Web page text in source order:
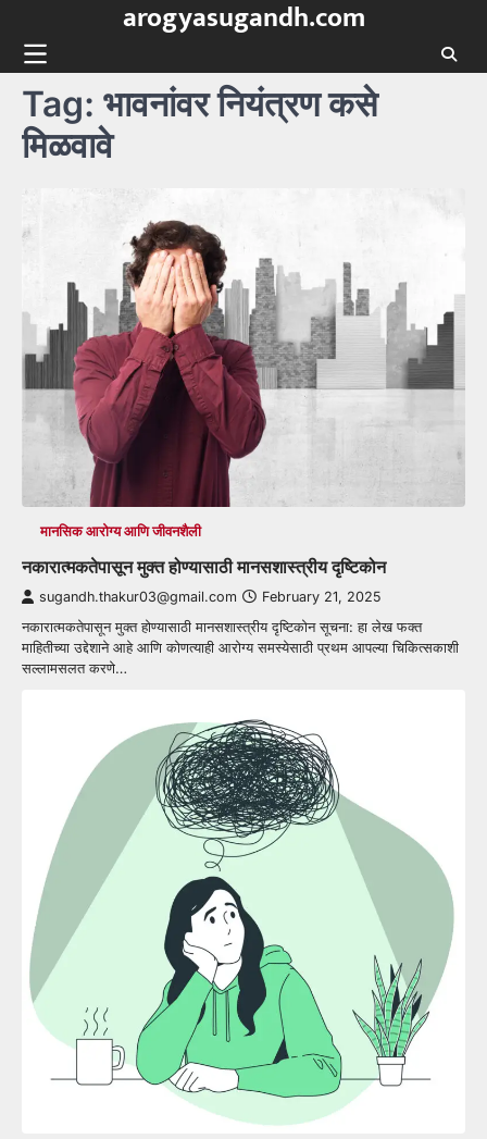
content
arogyasugandh.com
Tag: भावनांवर नियंत्रण कसे
मिळवावे
मानसिक आरोग्य आणि जीवनशैली
नकारात्मकतेपासून मुक्त होण्यासाठी मानसशास्त्रीय दृष्टिकोन
sugandh.thakur03@gmail.com February 21, 2025
नकारात्मकतेपासून मुक्त होण्यासाठी मानसशास्त्रीय दृष्टिकोन सूचना: हा लेख फक्त
माहितीच्या उद्देशाने आहे आणि कोणत्याही आरोग्य समस्येसाठी प्रथम आपल्या चिकित्सकाशी
सल्लामसलत करणे…